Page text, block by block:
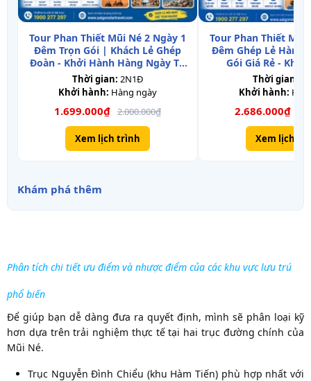
Tour Phan Thiết Mũi Né 2 Ngày 1
Đêm Trọn Gói | Khách Lẻ Ghép
Đoàn - Khởi Hành Hàng Ngày Từ
TpHCM
Thời gian: 2N1Đ
Khởi hành: Hàng ngày
1.699.000₫ 2.000.000₫
Xem lịch trình
Tour Phan Thiết Mũi
Đêm Ghép Lẻ Hàng
Gói Giá Rẻ - Khởi
TpHCM
Thời gian:
Khởi hành:
2.686.000₫
Xem lịch
Khám phá thêm
Phân tích chi tiết ưu điểm và nhược điểm của các khu vực lưu trú
phổ biến
Để giúp bạn dễ dàng đưa ra quyết định, mình sẽ phân loại kỹ
hơn dựa trên trải nghiệm thực tế tại hai trục đường chính của
Mũi Né.
Trục Nguyễn Đình Chiểu (khu Hàm Tiến) phù hợp nhất với